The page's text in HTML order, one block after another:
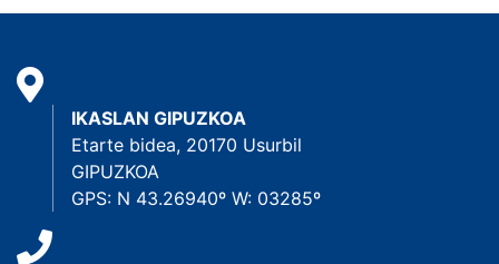
IKASLAN GIPUZKOA
Etarte bidea, 20170 Usurbil
GIPUZKOA
GPS: N 43.26940º W: 03285º